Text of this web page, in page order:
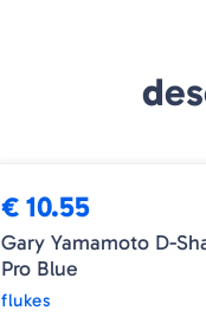
€ 10.55
Gary Yamamoto D-
Pro Blue
flukes